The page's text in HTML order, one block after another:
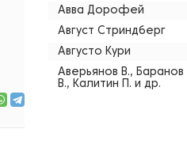
Авва Дорофей
Август Стриндберг
Августо Кури
Аверьянов В.,
В., Калитин П. и др.